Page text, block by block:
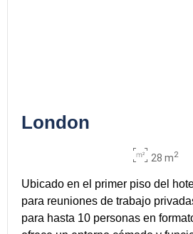
London
28 m2
Ubicado en el primer piso del
para reuniones de trabajo
para hasta 10 personas en